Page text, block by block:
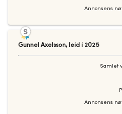
Annonsens
Gunnel Axelsson, leid i 2025
Samlet
Annonsens